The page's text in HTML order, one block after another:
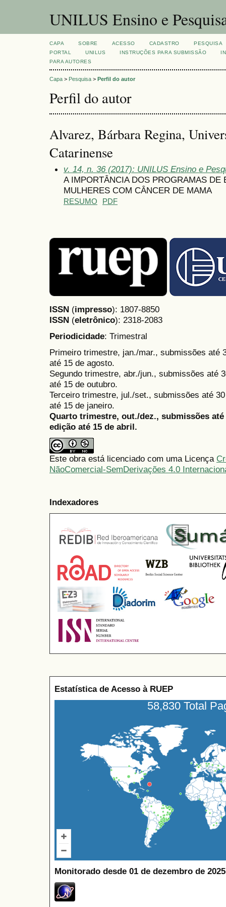
UNILUS Ensino e
CAPA SOBRE ACESSO CADASTRO
PESQUISA
PORTAL
UNILUS INSTRUÇÕES PARA SUBMISSÃO
PARA AUTORES
Capa > Pesquisa > Perfil do autor
Perfil do autor
Alvarez, Bárbara Regina,
Catarinense
v. 14, n. 36 (2017): UNILUS Ensino e
A IMPORTÂNCIA DOS PROGRAMAS DE
MULHERES COM CÂNCER DE MAMA
RESUMO PDF
ISSN (impresso): 1807-8850
ISSN (eletrônico): 2318-2083
Periodicidade: Trimestral
Primeiro trimestre, jan./mar., submissões até
até 15 de agosto.
Segundo trimestre, abr./jun., submissões até
até 15 de outubro.
Terceiro trimestre, jul./set., submissões até
até 15 de janeiro.
Quarto trimestre, out./dez., submissões
edição até 15 de abril.
Este obra está licenciado com uma Licença
NãoComercial-SemDerivações 4.0
Indexadores
Estatística de Acesso à RUEP
58,830 Total
Monitorado desde 01 de dezembro de